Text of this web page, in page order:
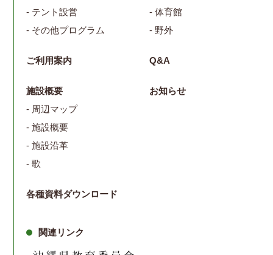
- テント設営
- その他プログラム
- 体育館
- 野外
ご利用案内 Q&A
施設概要
- 周辺マップ
- 施設概要
- 施設沿革
- 歌
お知らせ
各種資料ダウンロード
関連リンク